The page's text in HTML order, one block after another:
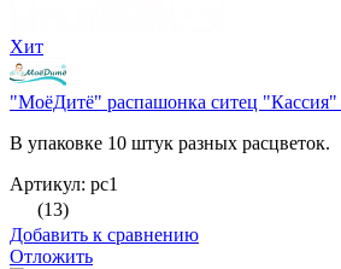
Хит
"МоёДитё" распашонка ситец
В упаковке 10 штук разных расцветок.
Артикул: рс1
(13)
Добавить к сравнению
Отложить